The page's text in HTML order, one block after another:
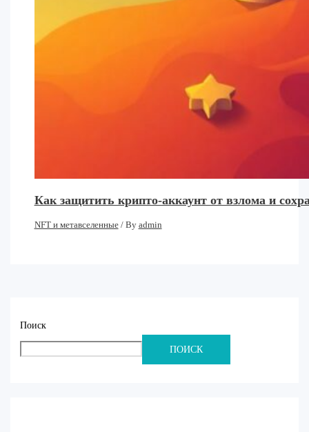
Как защитить крипто-аккаунт от взлома и
NFT и метавселенные/ By admin
Поиск
ПОИСК